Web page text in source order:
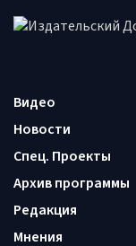
Видео
Новости
Спец. Проекты
Архив программы
Редакция
Мнения